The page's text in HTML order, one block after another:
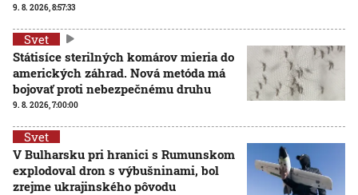
9. 8. 2026, 8:57:33
Svet
Státisíce sterilných komárov mieria do
amerických záhrad. Nová metóda má
bojovať proti nebezpečnému druhu
9. 8. 2026, 7:00:00
Svet
V Bulharsku pri hranici s Rumunskom
explodoval dron s výbušninami, bol
zrejme ukrajinského pôvodu